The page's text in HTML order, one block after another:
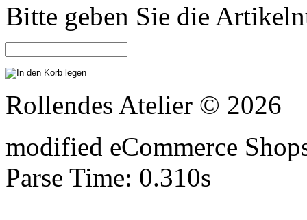
Bitte geben Sie die
Rollendes Atelier © 2026
modified eCommerce
Parse Time: 0.310s